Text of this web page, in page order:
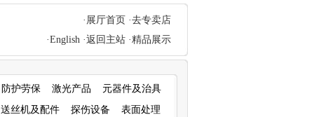
·展厅首页 ·去专卖店
·English ·返回主站 ·精品展示
防护劳保 激光产品
元器件及治具
送丝机及配件 探伤设备
表面处理